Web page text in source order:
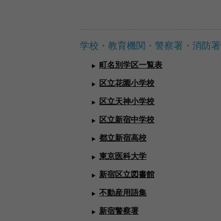
学校・教育機関・警察署・消防
町名別学区一覧表
区立花園小学校
区立天神小学校
区立新宿中学校
都立新宿高校
東京医科大学
新宿区立図書館
不動産用語集
新宿警察署